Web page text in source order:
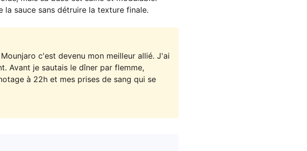
sauce sans détruire la texture finale.
c'est devenu mon meilleur allié. J'ai
Avant je sautais le dîner par flemme,
à 22h et mes prises de sang qui se